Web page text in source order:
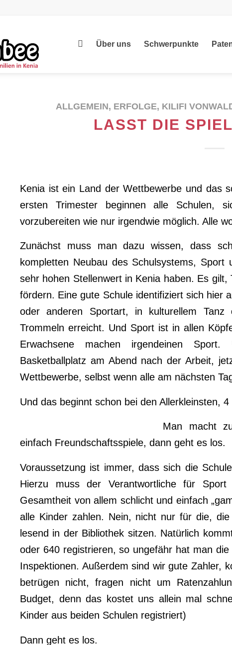
Über uns Schwerpunkte
ALLGEMEIN, ERFOLGE, KILIFI
LASST DIE
Kenia ist ein Land der Wettbewerbe und das
ersten Trimester beginnen alle Schulen,
vorzubereiten wie nur irgendwie möglich. Alle
Zunächst muss man dazu wissen, dass
kompletten Neubau des Schulsystems,
sehr hohen Stellenwert in Kenia haben. Es
fördern. Eine gute Schule identifiziert sich hier
oder anderen Sportart, in kulturellem
Trommeln erreicht. Und Sport ist in allen
Erwachsene machen irgendeinen
Basketballplatz am Abend nach der Arbeit,
Wettbewerbe, selbst wenn alle am nächsten
Und das beginnt schon bei den Allerkleinsten,
Man macht
einfach Freundschaftsspiele, dann geht es los.
Voraussetzung ist immer, dass sich die
Hierzu muss der Verantwortliche für
Gesamtheit von allem schlicht und einfach
alle Kinder zahlen. Nein, nicht nur für die,
lesend in der Bibliothek sitzen. Natürlich
oder 640 registrieren, so ungefähr hat man
Inspektionen. Außerdem sind wir gute Zahler,
betrügen nicht, fragen nicht um
Budget, denn das kostet uns allein mal
Kinder aus beiden Schulen registriert)
Dann geht es los.